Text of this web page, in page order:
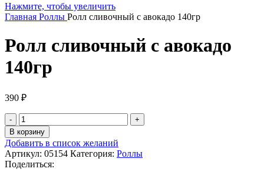
Нажмите, чтобы увеличить
Главная Роллы Ролл сливочный с авокадо 140гр
Ролл сливочный с авокадо
140гр
390 ₽
В корзину
Добавить в список желаний
Артикул: 05154 Категория: Роллы
Поделиться: